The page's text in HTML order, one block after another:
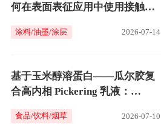
何在表面表征应用中使用接触
涂料/油墨/涂层 2026-07-14
基于玉米醇溶蛋白——瓜尔胶复
合高内相 Pickering 乳液：
食品/饮料/烟草 2026-07-10